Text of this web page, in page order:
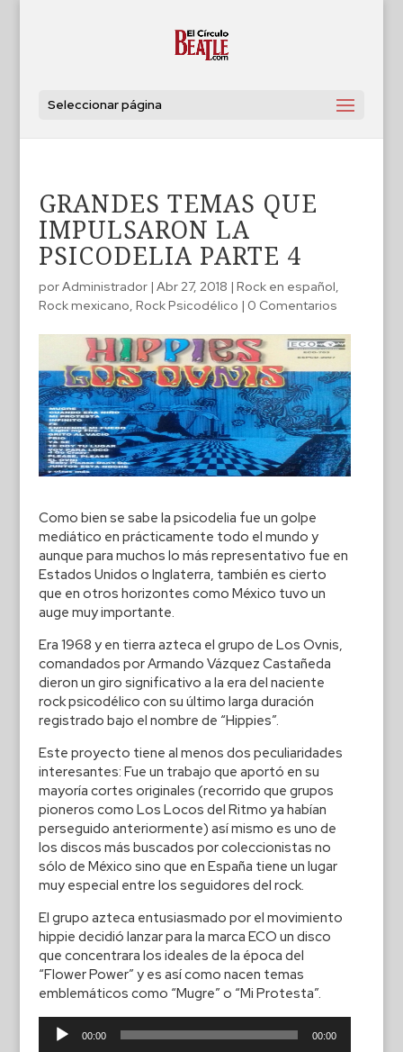
Seleccionar página
GRANDES TEMAS QUE
IMPULSARON LA
PSICODELIA PARTE 4
porAdministrador| Abr 27, 2018 | Rock en español,
Rock mexicano, Rock Psicodélico | 0 Comentarios
Como bien se sabe la psicodelia fue un golpe
mediático en prácticamente todo el mundo y
aunque para muchos lo más representativo fue en
Estados Unidos o Inglaterra, también es cierto
que en otros horizontes como México tuvo un
auge muy importante.
Era 1968 y en tierra azteca el grupo de Los Ovnis,
comandados por Armando Vázquez Castañeda
dieron un giro significativo a la era del naciente
rock psicodélico con su último larga duración
registrado bajo el nombre de “Hippies”.
Este proyecto tiene al menos dos peculiaridades
interesantes: Fue un trabajo que aportó en su
mayoría cortes originales (recorrido que grupos
pioneros como Los Locos del Ritmo ya habían
perseguido anteriormente) así mismo es uno de
los discos más buscados por coleccionistas no
sólo de México sino que en España tiene un lugar
muy especial entre los seguidores del rock.
El grupo azteca entusiasmado por el movimiento
hippie decidió lanzar para la marca ECO un disco
que concentrara los ideales de la época del
“Flower Power” y es así como nacen temas
emblemáticos como “Mugre” o “Mi Protesta”.
Reproductor
00:00 00:00